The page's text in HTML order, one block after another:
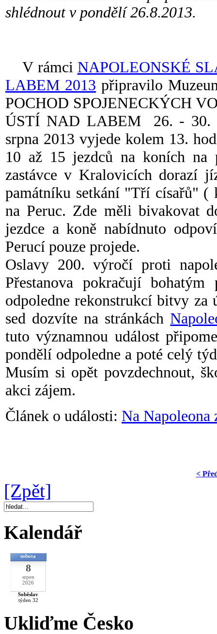
shlédnout v pondělí 26.8.2013.
V rámci NAPOLEONSKÉ
LABEM 2013 připravilo
POCHOD SPOJENECKÝCH
ÚSTÍ NAD LABEM 26. - 30.
srpna 2013 vyjede kolem 13.
10 až 15 jezdců na koních na
zastávce v Kralovicích dorazí
památníku setkání "Tří císařů" (
na Peruc. Zde měli bivakovat
jezdce a koně nabídnuto
Perucí pouze projede.
Oslavy 200. výročí proti
Přestanova pokračují
odpoledne rekonstrukcí bitvy za
sed dozvíte na stránkách
tuto významnou událost
pondělí odpoledne a poté celý
Musím si opět povzdechnout,
akci zájem.
Článek o události: Na Napoleona
<
[Zpět]
Kalendář
sobota
8
srpen
2026
Soběslav
týden 32
Ukliďme Česko